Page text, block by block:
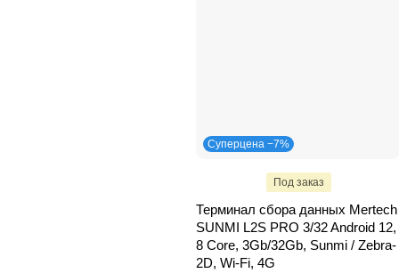
Суперцена −7%
Под заказ
Терминал сбора данных Mertech
SUNMI L2S PRO 3/32 Android 12,
8 Core, 3Gb/32Gb, Sunmi / Zebra-
2D, Wi-Fi, 4G